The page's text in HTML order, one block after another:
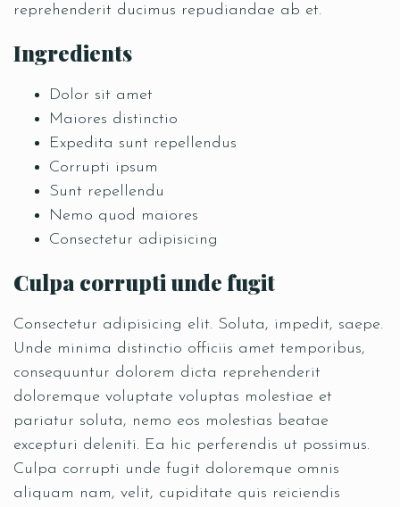
reprehenderit ducimus repudiandae ab et.
Ingredients
Dolor sit amet
Maiores distinctio
Expedita sunt repellendus
Corrupti ipsum
Sunt repellendu
Nemo quod maiores
Consectetur adipisicing
Culpa corrupti unde fugit
Consectetur adipisicing elit. Soluta, impedit, saepe.
Unde minima distinctio officiis amet temporibus,
consequuntur dolorem dicta reprehenderit
doloremque voluptate voluptas molestiae et
pariatur soluta, nemo eos molestias beatae
excepturi deleniti. Ea hic perferendis ut possimus.
Culpa corrupti unde fugit doloremque omnis
aliquam nam, velit, cupiditate quis reiciendis